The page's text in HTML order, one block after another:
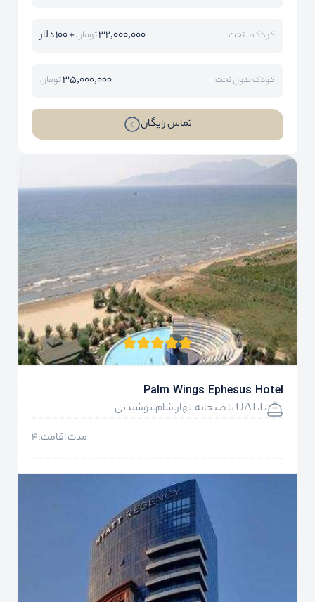
کودک با تخت 32,000,000تومان+ 100 دلار
کودک بدون تخت 35,000,000تومان
تماس رایگان
Palm Wings Ephesus Hotel
UALL با صبحانه.نهار.شام.نوشیدنی
مدت اقامت:4